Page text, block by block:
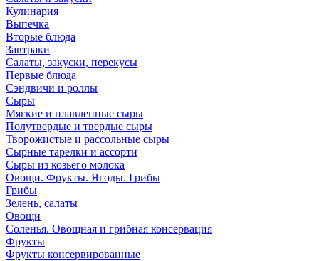
Кулинария
Выпечка
Вторые блюда
Завтраки
Салаты, закуски, перекусы
Первые блюда
Сэндвичи и роллы
Сыры
Мягкие и плавленные сыры
Полутвердые и твердые сыры
Творожистые и рассольные сыры
Сырные тарелки и ассорти
Сыры из козьего молока
Овощи. Фрукты. Ягоды. Грибы
Грибы
Зелень, салаты
Овощи
Соленья. Овощная и грибная консервация
Фрукты
Фрукты консервированные